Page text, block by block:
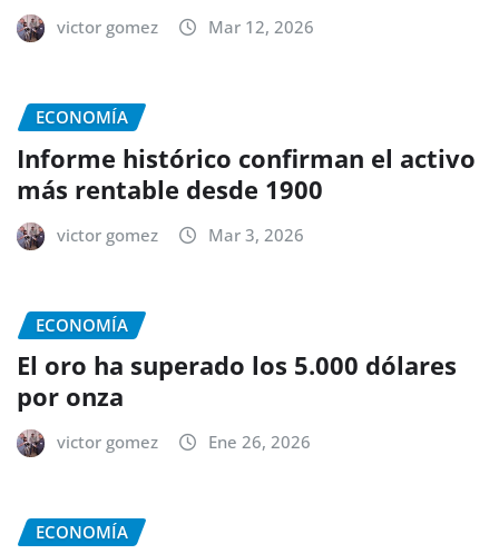
victor gomez Mar 12, 2026
ECONOMÍA
Informe histórico confirman el activo
más rentable desde 1900
victor gomez Mar 3, 2026
ECONOMÍA
El oro ha superado los 5.000 dólares
por onza
victor gomez Ene 26, 2026
ECONOMÍA